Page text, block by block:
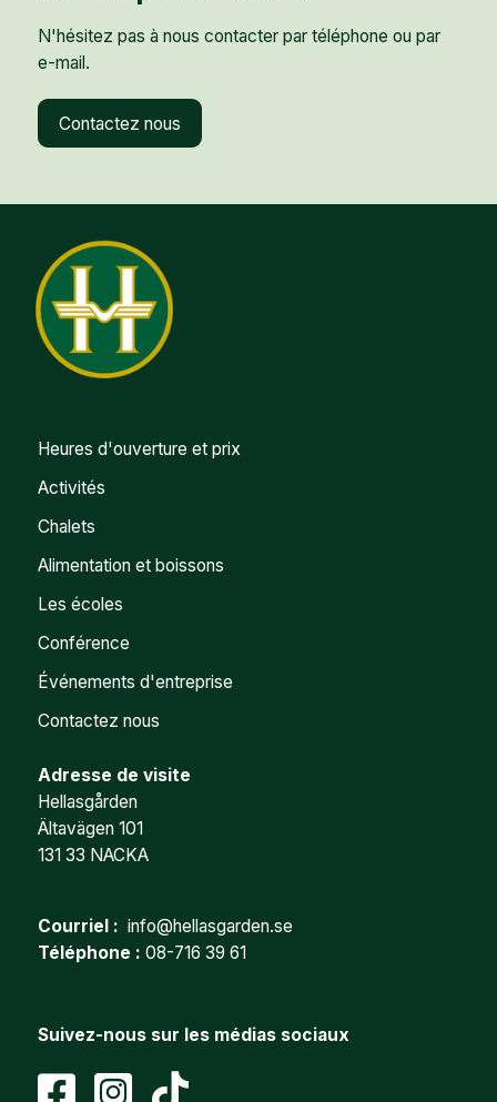
N'hésitez pas à nous contacter par téléphone ou par
e-mail.
Contactez nous
Heures d'ouverture et prix
Activités
Chalets
Alimentation et boissons
Les écoles
Conférence
Événements d'entreprise
Contactez nous
Adresse de visite
Hellasgården
Ältavägen 101
131 33 NACKA
Courriel : info@hellasgarden.se
Téléphone : 08-716 39 61
Suivez-nous sur les médias sociaux